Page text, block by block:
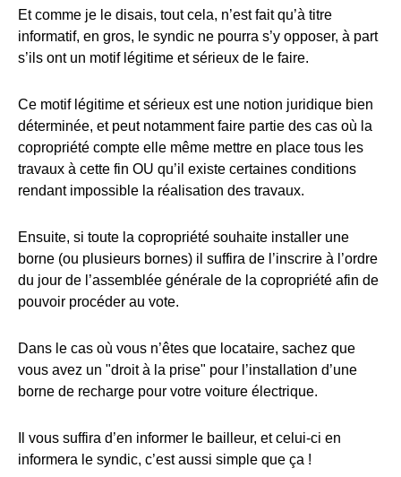
Et comme je le disais, tout cela, n’est fait qu’à titre
informatif, en gros, le syndic ne pourra s’y opposer, à part
s’ils ont un motif légitime et sérieux de le faire.
Ce motif légitime et sérieux est une notion juridique bien
déterminée, et peut notamment faire partie des cas où la
copropriété compte elle même mettre en place tous les
travaux à cette fin OU qu’il existe certaines conditions
rendant impossible la réalisation des travaux.
Ensuite, si toute la copropriété souhaite installer une
borne (ou plusieurs bornes) il suffira de l’inscrire à l’ordre
du jour de l’assemblée générale de la copropriété afin de
pouvoir procéder au vote.
Dans le cas où vous n’êtes que locataire, sachez que
vous avez un "droit à la prise" pour l’installation d’une
borne de recharge pour votre voiture électrique.
Il vous suffira d’en informer le bailleur, et celui-ci en
informera le syndic, c’est aussi simple que ça !